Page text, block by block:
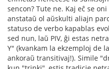
sencon? Tute ne. Kaj eĉ se
anstataŭ ol aŭskulti aliajn
statuso de verbo kapablas
sed nun, laŭ PIV, ĝi estas
Y" (kvankam la ekzemploj de
ankoraŭ transitivaj!). Simile